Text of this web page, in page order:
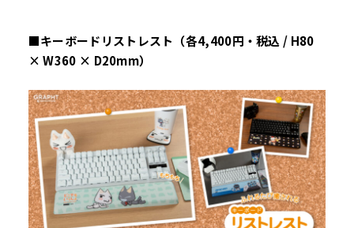
■キーボードリストレスト（各4,400円・税込 / H80
× W360 × D20mm）